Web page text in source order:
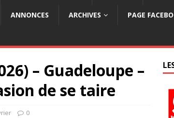
ANNONCES ARCHIVES PAGE
– Guadeloupe –
de se taire
0